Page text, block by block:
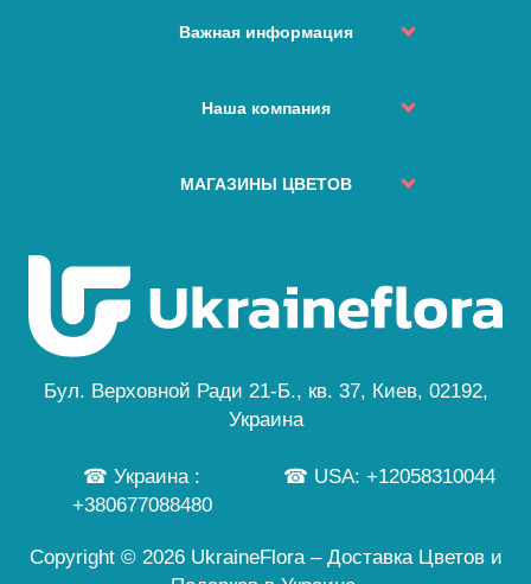
Контакты
Изменить или отменить заказ?
Важная информация
Условия использования
Безопасная оплата
Наша компания
Города доставок
Публичная Оферта
Персональные данные
МАГАЗИНЫ ЦВЕТОВ
Одесса
Днепр
а также еще 245 городов
Бул. Верховной Ради 21-Б., кв. 37, Киев, 02192,
Украина
☎ Украина :
+380677088480
☎ USA: +12058310044
Copyright © 2026 UkraineFlora – Доставка Цветов и